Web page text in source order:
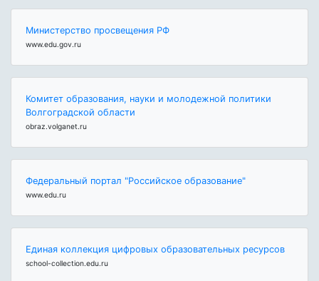
Министерство просвещения РФ
www.edu.gov.ru
Комитет образования, науки и молодежной политики
Волгоградской области
obraz.volganet.ru
Федеральный портал "Российское образование"
www.edu.ru
Единая коллекция цифровых образовательных ресурсов
school-collection.edu.ru